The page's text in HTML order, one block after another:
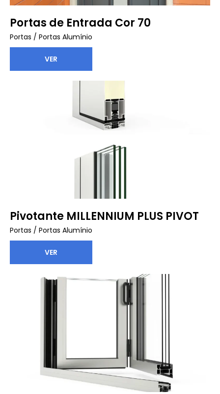
Portas de Entrada Cor 70
Portas / Portas Alumínio
VER
Pivotante MILLENNIUM PLUS PIVOT
Portas / Portas Alumínio
VER